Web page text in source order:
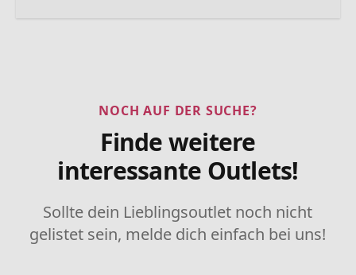
NOCH AUF DER SUCHE?
Finde weitere
interessante Outlets!
Sollte dein Lieblingsoutlet noch nicht
gelistet sein, melde dich einfach bei uns!